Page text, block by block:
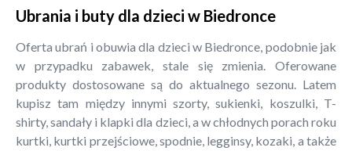
Ubrania i buty dla dzieci w Biedronce
Oferta ubrań i obuwia dla dzieci w Biedronce, podobnie jak
w przypadku zabawek, stale się zmienia. Oferowane
produkty dostosowane są do aktualnego sezonu. Latem
kupisz tam między innymi szorty, sukienki, koszulki, T-
shirty, sandały i klapki dla dzieci, a w chłodnych porach roku
kurtki, kurtki przejściowe, spodnie, legginsy, kozaki, a także